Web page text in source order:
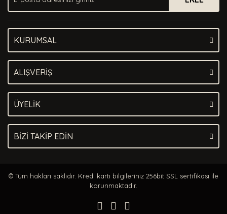
KURUMSAL
ALIŞVERİŞ
ÜYELİK
BİZİ TAKİP EDİN
© Tüm hakları saklıdır. Kredi kartı bilgileriniz 256bit SSL sertifikası ile
korunmaktadır.